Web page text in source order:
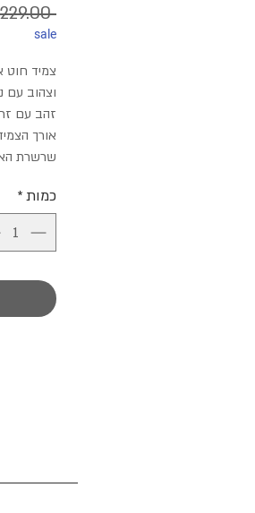
‏229.00 ‏₪
sale
צמיד חוט
זהב עם
שרשרת
כמות*